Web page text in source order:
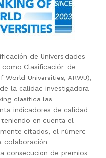
de Universidades
Clasificación de
World Universities, ARWU),
la calidad investigadora
clasifica las
indicadores de calidad
en cuenta el
citados, el número
colaboración
consecución de premios